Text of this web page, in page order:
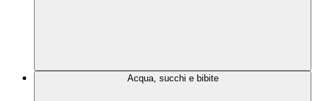
Acqua, succhi e bibite